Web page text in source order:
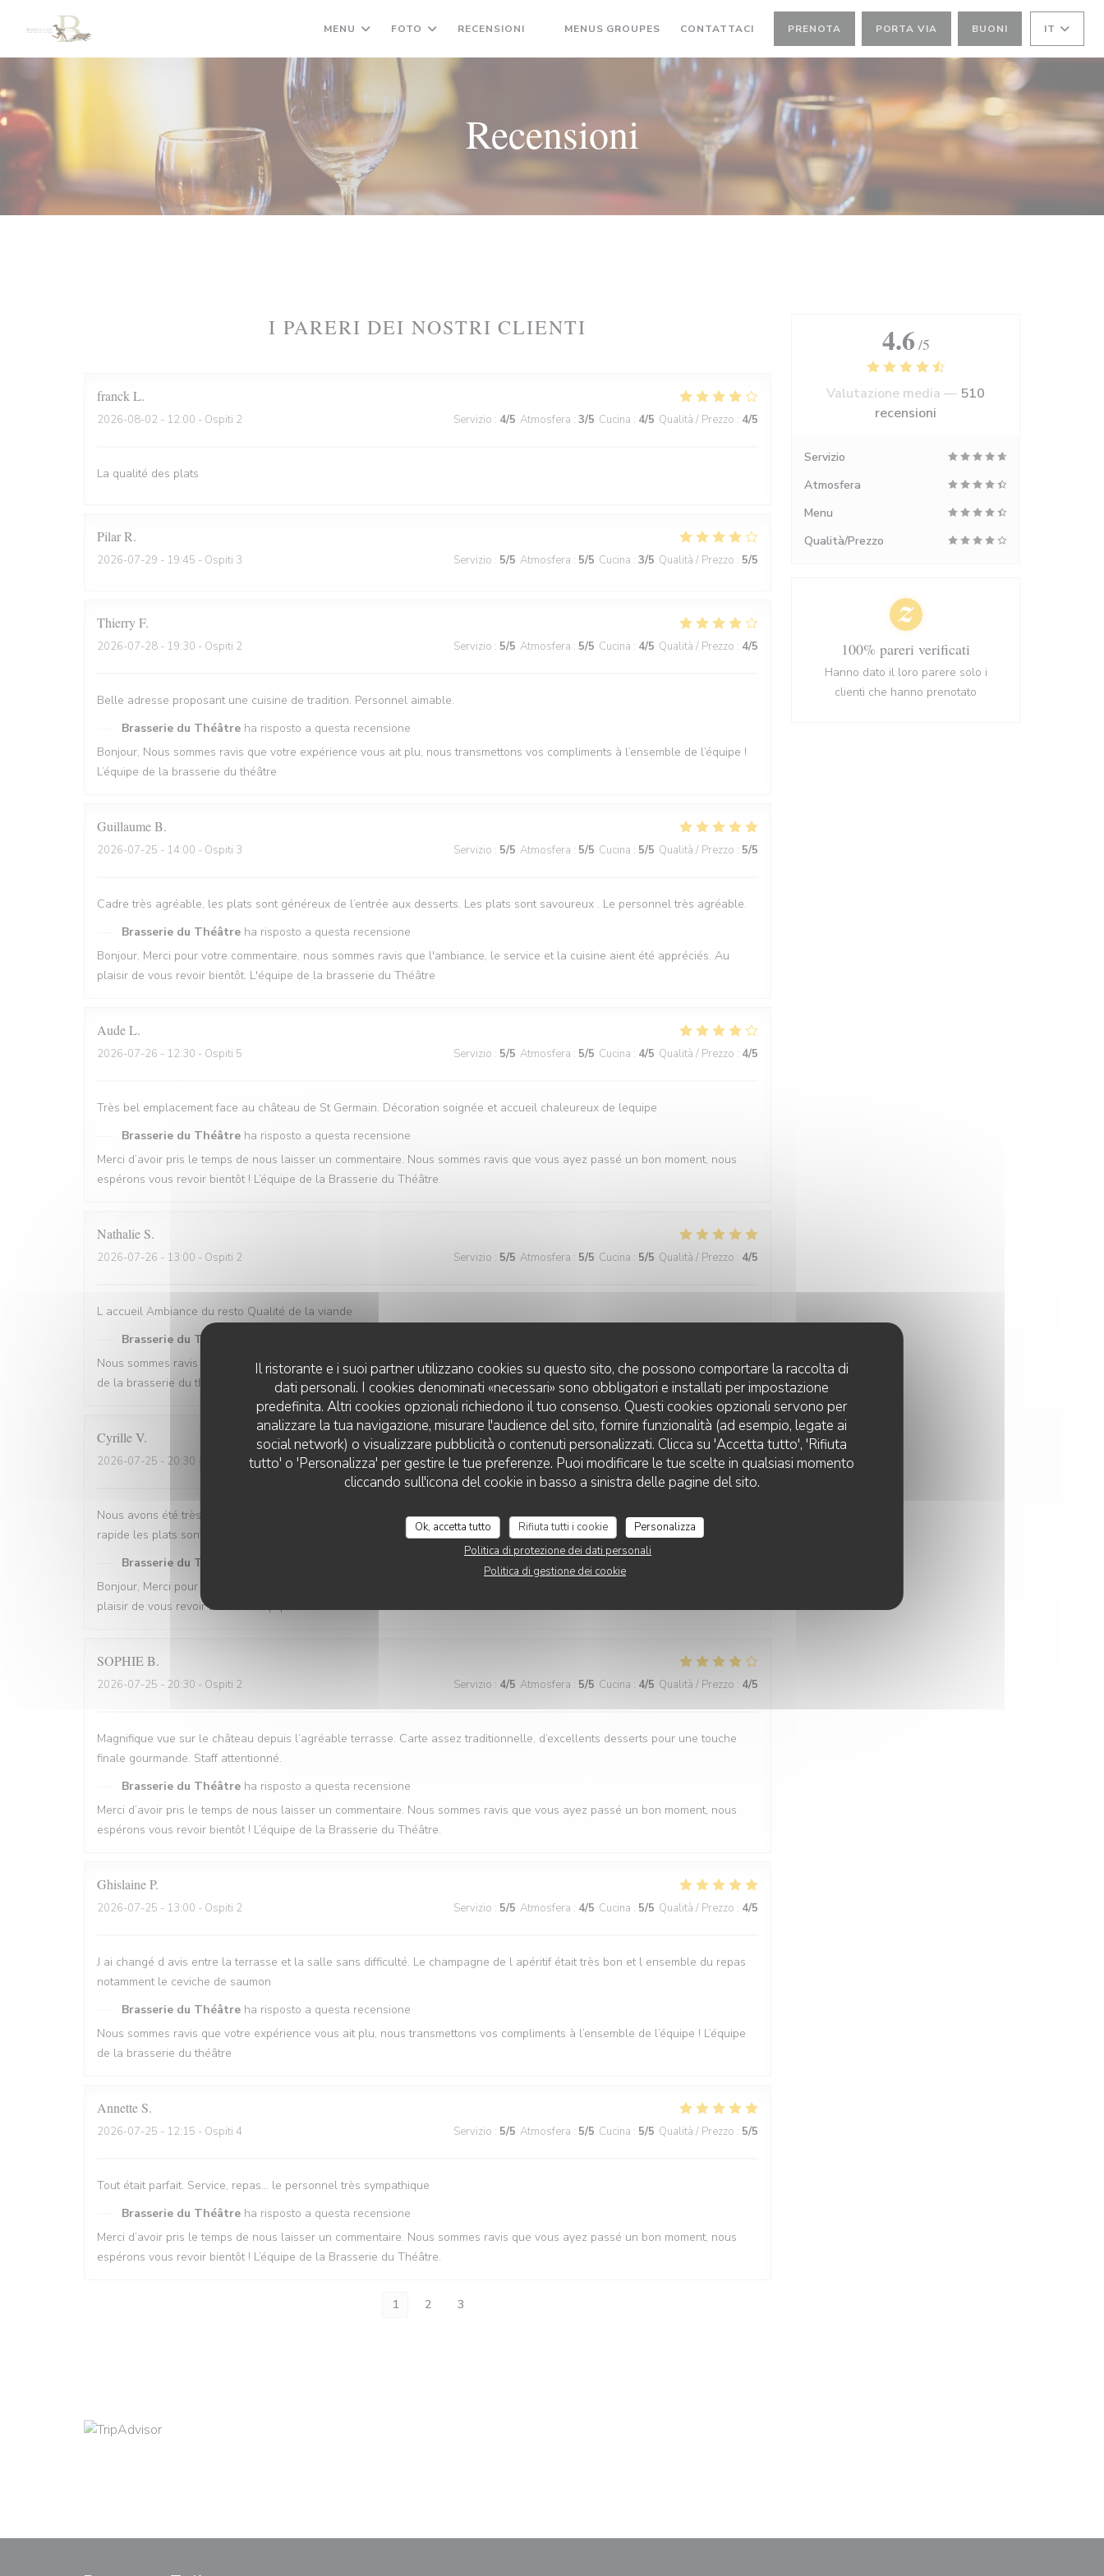
Il ristorante e i suoi partner utilizzano cookies su questo sito, che possono comportare la raccolta di
dati personali. I cookies denominati «necessari» sono obbligatori e installati per impostazione
predefinita. Altri cookies opzionali richiedono il tuo consenso. Questi cookies opzionali servono per
analizzare la tua navigazione, misurare l'audience del sito, fornire funzionalità (ad esempio, legate ai
social network) o visualizzare pubblicità o contenuti personalizzati. Clicca su 'Accetta tutto', 'Rifiuta
tutto' o 'Personalizza' per gestire le tue preferenze. Puoi modificare le tue scelte in qualsiasi momento
cliccando sull'icona del cookie in basso a sinistra delle pagine del sito.
Ok, accetta tutto Rifiuta tutti i cookie
Personalizza
Politica di protezione dei dati personali
Politica di gestione dei cookie
MENU FOTO RECENSIONI MENUS GROUPES ((APRE UNA NUOVA FINESTRA))
CONTATTACI PRENOTA PORTA VIA BUONI IT
Recensioni
I PARERI DEI NOSTRI CLIENTI
franck L
2026-08-02 - 12:00 - Ospiti 2 Servizio : 4/5 Atmosfera : 3/5 Cucina : 4/5 Qualità / Prezzo : 4/5
La qualité des plats
PilarR
2026-07-29 - 19:45 - Ospiti 3 Servizio : 5/5 Atmosfera : 5/5 Cucina : 3/5 Qualità / Prezzo : 5/5
ThierryF
2026-07-28 - 19:30 - Ospiti 2 Servizio : 5/5 Atmosfera : 5/5 Cucina : 4/5 Qualità / Prezzo : 4/5
Belle adresse proposant une cuisine de tradition. Personnel aimable.
Brasserie du Théâtre ha risposto a questa recensione
Bonjour, Nous sommes ravis que votre expérience vous ait plu, nous transmettons vos compliments à l’ensemble de l’équipe !
L’équipe de la brasserie du théâtre
GuillaumeB
2026-07-25 - 14:00 - Ospiti 3 Servizio : 5/5 Atmosfera : 5/5 Cucina : 5/5 Qualità / Prezzo : 5/5
Cadre très agréable, les plats sont généreux de l’entrée aux desserts. Les plats sont savoureux . Le personnel très agréable.
Brasserie du Théâtre ha risposto a questa recensione
Bonjour, Merci pour votre commentaire, nous sommes ravis que l'ambiance, le service et la cuisine aient été appréciés. Au
plaisir de vous revoir bientôt. L'équipe de la brasserie du Théâtre
AudeL
2026-07-26 - 12:30 - Ospiti 5 Servizio : 5/5 Atmosfera : 5/5 Cucina : 4/5 Qualità / Prezzo : 4/5
Très bel emplacement face au château de St Germain. Décoration soignée et accueil chaleureux de lequipe
Brasserie du Théâtre ha risposto a questa recensione
Merci d’avoir pris le temps de nous laisser un commentaire. Nous sommes ravis que vous ayez passé un bon moment, nous
espérons vous revoir bientôt ! L’équipe de la Brasserie du Théâtre.
Nathalie S
2026-07-26 - 13:00 - Ospiti 2 Servizio : 5/5 Atmosfera : 5/5 Cucina : 5/5 Qualità / Prezzo : 4/5
L accueil Ambiance du resto Qualité de la viande
Brasserie du Théâtre
Nous sommes ravis que votre expérience vous ait plu, nous transmettons vos compliments à l’ensemble de l’équipe ! L’équipe
de la brasserie du théâtre
CyrilleV
2026-07-25 - 20:30 - Ospiti 2 Servizio:5/5 Atmosfera:5 /5 Cucina:5/5 Qualità / Prezzo: 4/5
Nous avons été très bien reçu avec une table proche des baies vitrées comme demandé lors de la réservation un service
rapide les plats sont bons . Restaurant est propre et très bien organisé MERCI nous reviendrons
Brasserie du Théâtre
Bonjour, Merci pour votre commentaire, nous sommes ravis que l'ambiance, le service et la cuisine aient été appréciés. Au
plaisir de vous revoir bientôt. L'équipe de la brasserie du Théâtre
SOPHIEB
2026-07-25 - 20:30 - Ospiti 2 Servizio : 4/5 Atmosfera : 5/5 Cucina : 4/5 Qualità / Prezzo : 4/5
Magnifique vue sur le château depuis l’agréable terrasse. Carte assez traditionnelle, d’excellents desserts pour une touche
finale gourmande. Staff attentionné.
Brasserie du Théâtre ha risposto a questa recensione
Merci d’avoir pris le temps de nous laisser un commentaire. Nous sommes ravis que vous ayez passé un bon moment, nous
espérons vous revoir bientôt ! L’équipe de la Brasserie du Théâtre.
GhislaineP
2026-07-25 - 13:00 - Ospiti 2 Servizio : 5/5 Atmosfera : 4/5 Cucina : 5/5 Qualità / Prezzo : 4/5
J ai changé d avis entre la terrasse et la salle sans difficulté. Le champagne de l apéritif était très bon et l ensemble du repas
notamment le ceviche de saumon
Brasserie du Théâtre ha risposto a questa recensione
Nous sommes ravis que votre expérience vous ait plu, nous transmettons vos compliments à l’ensemble de l’équipe ! L’équipe
de la brasserie du théâtre
Annette S
2026-07-25 - 12:15 - Ospiti 4 Servizio : 5/5 Atmosfera : 5/5 Cucina : 5/5 Qualità / Prezzo : 5/5
Tout était parfait. Service, repas… le personnel très sympathique
Brasserie du Théâtre ha risposto a questa recensione
Merci d’avoir pris le temps de nous laisser un commentaire. Nous sommes ravis que vous ayez passé un bon moment, nous
espérons vous revoir bientôt ! L’équipe de la Brasserie du Théâtre.
1 2 3
4.6 /5
Valutazione media — 510
recensioni
Servizio
Atmosfera
Menu
Qualità/Prezzo
100% pareri verificati
Hanno dato il loro parere solo i
clienti che hanno prenotato